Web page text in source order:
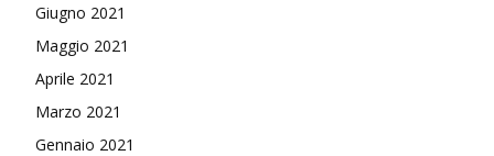
Giugno 2021
Maggio 2021
Aprile 2021
Marzo 2021
Gennaio 2021